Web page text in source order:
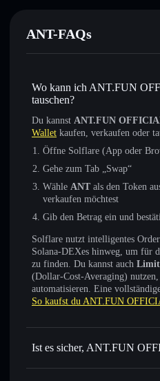
ANT-FAQs
Wo kann ich ANT.FUN
tauschen?
Du kannst ANT.FUN
Wallet kaufen, verkaufen oder
Öffne Solflare (App oder
Gehe zum Tab „Swap“
Wähle ANT als den Token
verkaufen möchtest
Gib den Betrag ein und
Solflare nutzt intelligentes
Solana-DEXes hinweg, um für
zu finden. Du kannst auch
(Dollar-Cost-Averaging)
automatisieren. Eine
So kaufst du ANT.FUN
Ist es sicher, ANT.FUN
ANT.FUN OFFICIAL